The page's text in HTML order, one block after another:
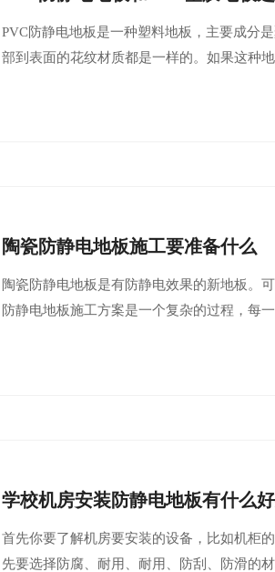
PVC防静电地板是一种塑料地板，主要成分
部到表面的花纹材质都是一样的。如果这种
​陶瓷防静电地板施工要准备什么
陶瓷防静电地板是有防静电效果的新地板。
防静电地板施工方案是一个复杂的过程，每
学校机房安装防静电地板有什么
首先你要了解机房要安装的设备，比如机柜
先要选择防腐、耐用、耐用、防刮、防滑的